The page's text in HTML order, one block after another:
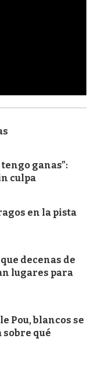
ganas”:
culpa
en la pista
decenas de
lugares para
Pou, blancos se
qué